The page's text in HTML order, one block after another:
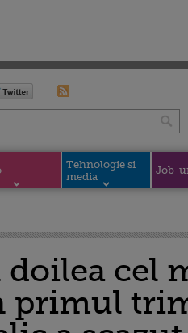
Tehnologie si
media
Job-
doilea cel
primul